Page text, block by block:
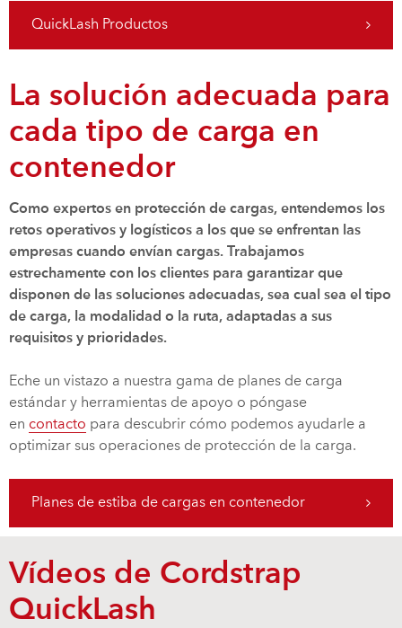
QuickLash Productos
La solución adecuada para
cada tipo de carga en
contenedor
Como expertos en protección de cargas, entendemos los
retos operativos y logísticos a los que se enfrentan las
empresas cuando envían cargas. Trabajamos
estrechamente con los clientes para garantizar que
disponen de las soluciones adecuadas, sea cual sea el tipo
de carga, la modalidad o la ruta, adaptadas a sus
requisitos y prioridades.
Eche un vistazo a nuestra gama de planes de carga
estándar y herramientas de apoyo o póngase
en contacto para descubrir cómo podemos ayudarle a
optimizar sus operaciones de protección de la carga.
Planes de estiba de cargas en contenedor
Vídeos de Cordstrap
QuickLash